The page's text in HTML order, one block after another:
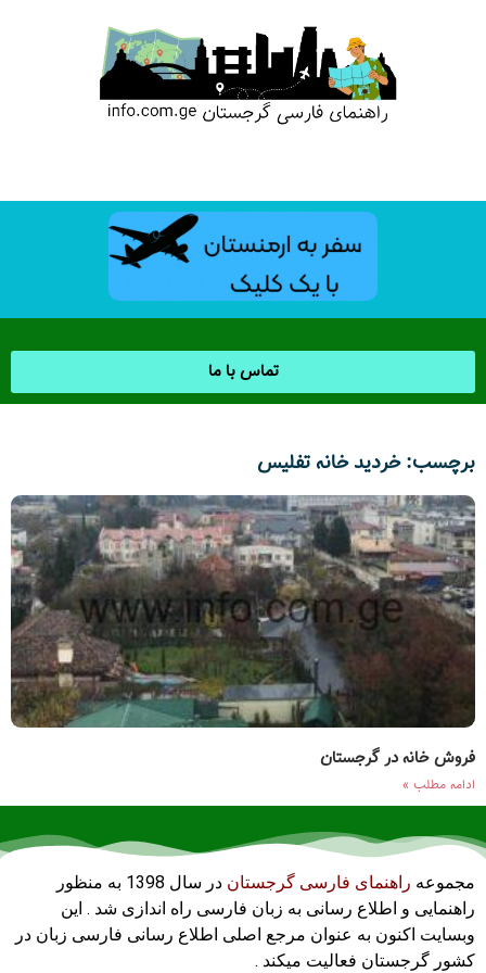
تماس با ما
برچسب: خردید خانه تفلیس
فروش خانه در گرجستان
ادامه مطلب »
مجموعه راهنمای فارسی گرجستان
در سال 1398 به منظور
راهنمایی و اطلاع رسانی به زبان فارسی راه اندازی شد . این
وبسایت اکنون به عنوان مرجع اصلی اطلاع رسانی فارسی زبان در
کشور گرجستان فعالیت میکند .